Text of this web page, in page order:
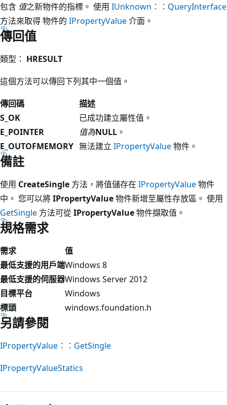
包含 值之新物件的指標。 使用 IUnknown：：QueryInterface
方法來取得 物件的 IPropertyValue介面。
傳回值
類型： HRESULT
這個方法可以傳回下列其中一個值。
傳回碼
描述
S_OK
已成功建立屬性值。
E_POINTER
值為NULL 。
E_OUTOFMEMORY 無法建立 IPropertyValue物件。
備註
使用 CreateSingle 方法，將值儲存在 IPropertyValue物件
中。 您可以將IPropertyValue物件新增至屬性存放區。 使用
GetSingle 方法可從IPropertyValue物件擷取值。
規格需求
需求
值
最低支援的用戶端Windows 8
最低支援的伺服器Windows Server 2012
目標平台
Windows
標頭
windows.foundation.h
另請參閱
IPropertyValue：：GetSingle
IPropertyValueStatics
讀